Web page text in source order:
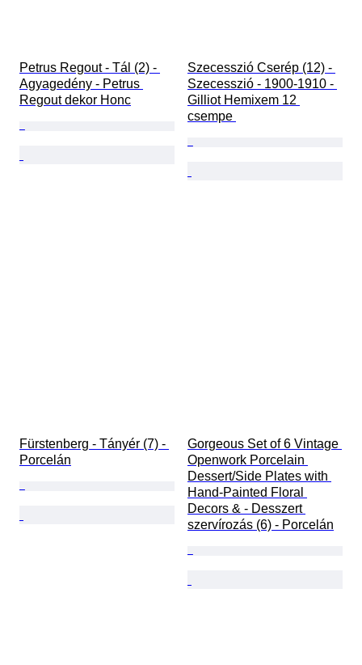
Petrus Regout - Tál (2) -
Agyagedény - Petrus
Regout dekor Honc
Szecesszió Cserép (12) -
Szecesszió - 1900-1910 -
Gilliot Hemixem 12
csempe
Fürstenberg - Tányér (7) -
Porcelán
Gorgeous Set of 6 Vintage
Openwork Porcelain
Dessert/Side Plates with
Hand-Painted Floral
Decors & - Desszert
szervírozás (6) - Porcelán